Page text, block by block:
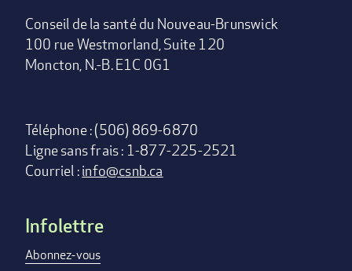
Conseil de la santé du Nouveau-Brunswick
100 rue Westmorland, Suite 120
Moncton, N.-B. E1C 0G1
Téléphone : (506) 869-6870
Ligne sans frais : 1-877-225-2521
Courriel :info@csnb.ca
Footer
menu
Infolettre
Abonnez-vous